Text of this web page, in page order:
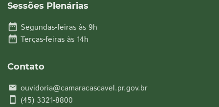
Sessões Plenárias
date_range Segundas-feiras às 9h
date_range Terças-feiras às 14h
Contato
email ouvidoria@camaracascavel.pr.gov.br
smartphone (45) 3321-8800